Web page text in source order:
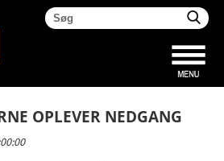
OPLEVER NEDGANG